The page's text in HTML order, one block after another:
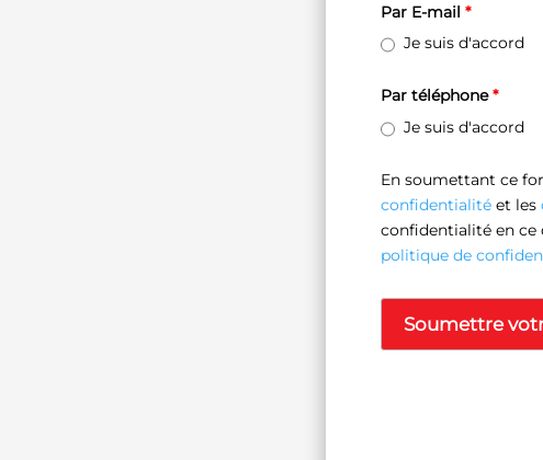
Par E-mail *
Je suis d'accord
Par téléphone*
Je suis d'accord
En soumettant ce
confidentialité et les
confidentialité en ce
politique de